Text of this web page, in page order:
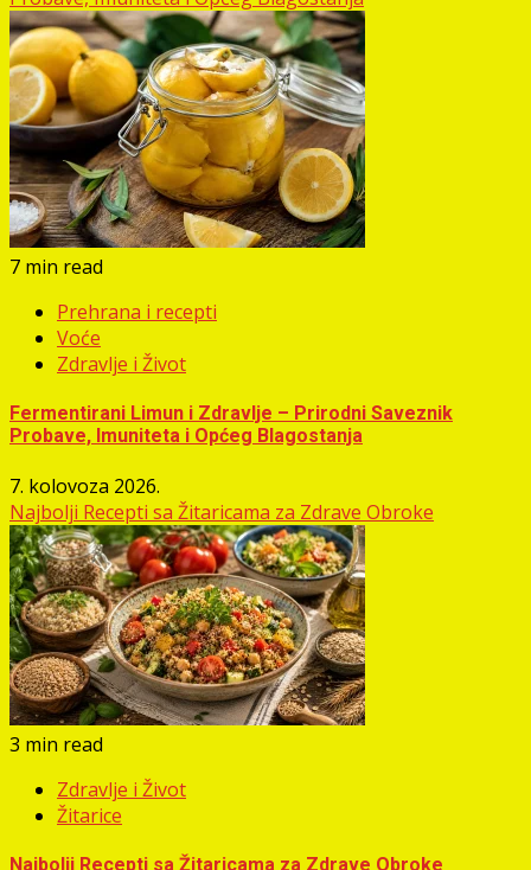
7 min read
Prehrana i recepti
Voće
Zdravlje i Život
Fermentirani Limun i Zdravlje – Prirodni Saveznik
Probave, Imuniteta i Općeg Blagostanja
7. kolovoza 2026.
Najbolji Recepti sa Žitaricama za Zdrave Obroke
3 min read
Zdravlje i Život
Žitarice
Najbolji Recepti sa Žitaricama za Zdrave Obroke